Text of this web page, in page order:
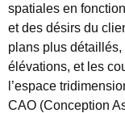
spatiales en
et des désirs du
plans plus
élévations, et les
l’espace
CAO (Conception